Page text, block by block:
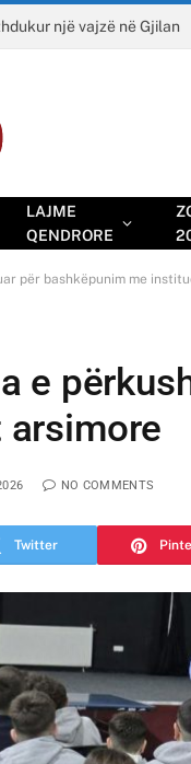
një vajzë në Gjilan
LAJME
QENDRORE
për bashkëpunim me
e
NO COMMENTS
Twitter